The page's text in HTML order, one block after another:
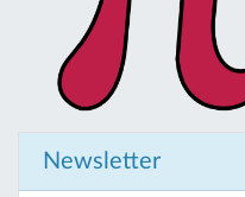
Newsletter